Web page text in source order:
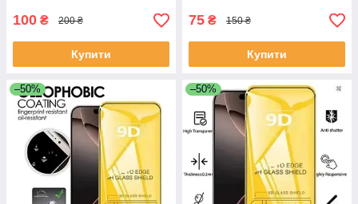
100 ₴ 200 ₴
Купити
75 ₴ 150 ₴
Купити
–50% –50%